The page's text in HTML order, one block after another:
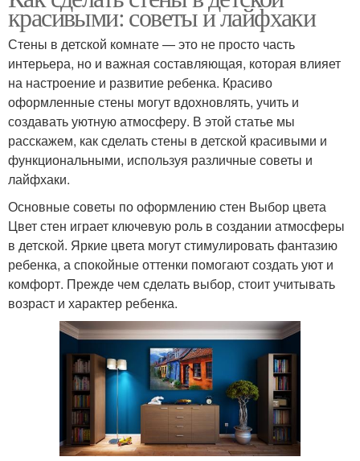
красивыми: советы и лайфхаки
Стены в детской комнате — это не просто часть
интерьера, но и важная составляющая, которая влияет
на настроение и развитие ребенка. Красиво
оформленные стены могут вдохновлять, учить и
создавать уютную атмосферу. В этой статье мы
расскажем, как сделать стены в детской красивыми и
функциональными, используя различные советы и
лайфхаки.
Основные советы по оформлению стен Выбор цвета
Цвет стен играет ключевую роль в создании атмосферы
в детской. Яркие цвета могут стимулировать фантазию
ребенка, а спокойные оттенки помогают создать уют и
комфорт. Прежде чем сделать выбор, стоит учитывать
возраст и характер ребенка.